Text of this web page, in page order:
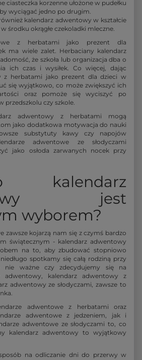
ciasteczka korzenne ułożone w pudełku
wyciągać jedno po drugim.
kalendarz adwentowy w kształcie
środku okrągłe czekoladki mleczne.
z herbatami jako prezent dla
ma wiele zalet. Herbaciany kalendarz
że szkoła lub organizacja dba o
ich czas i wysiłek. Co więcej, dając
z herbatami jako prezent dla dzieci w
się wyjątkowo, co może zwiększyć ich
oraz pomoże się wyciszyć po
przedszkolu czy szkole.
adwentowy z herbatami mogą
jako dodatkowa motywacja do nauki
substytuty kawy czy napojów
adwentowe ze słodyczami
jako osłoda zarwanych nocek przy
kalendarz
jest
wyborem?
zawsze kojarzą nam się z czymś bardzo
świątecznym - kalendarz adwentowy
na to, aby zbudować stopniowo
spotkamy się całą rodziną przy
nie ważne czy zdecydujemy się na
adwentowy, kalendarz adwentowy z
adwentowy ze słodyczami, zawsze to
adwentowe z herbatami oraz
adwentowe z jedzeniem, jak i
adwentowe ze słodyczami to, co
kalendarz adwentowy to wyjątkowy
na odliczanie dni do przerwy w